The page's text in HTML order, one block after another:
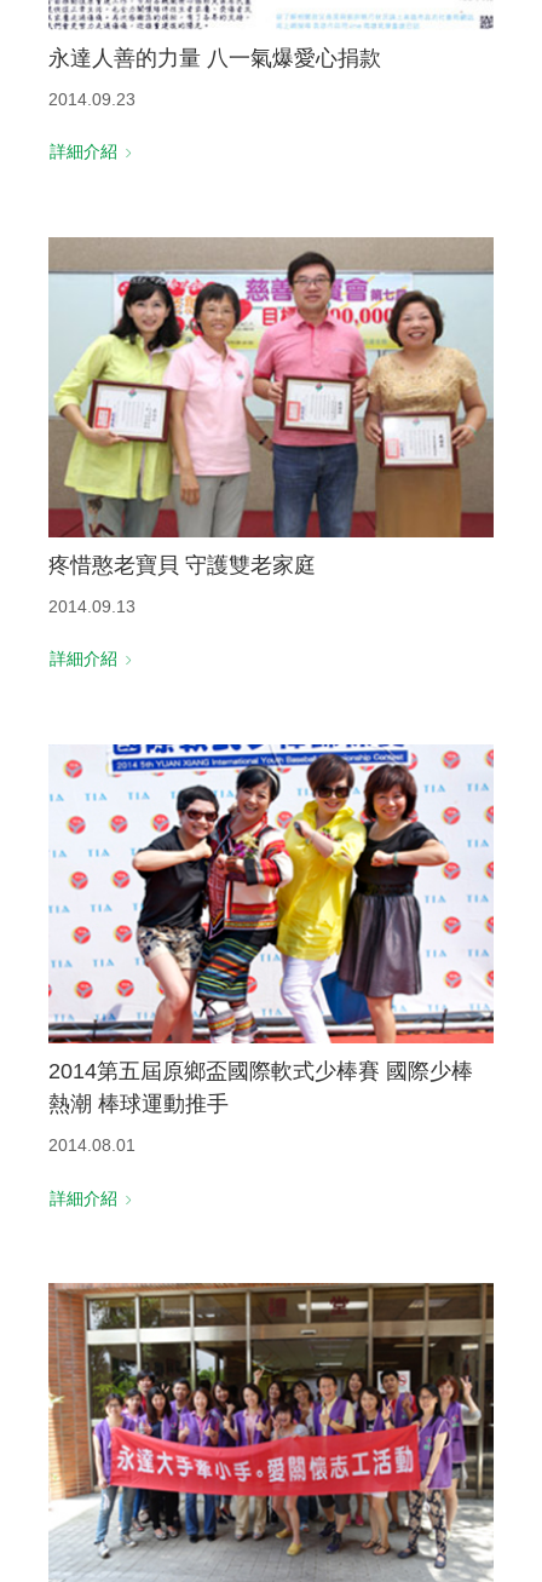
永達人善的力量 八一氣爆愛心捐款
2014.09.23
詳細介紹
疼惜憨老寶貝 守護雙老家庭
2014.09.13
詳細介紹
2014第五屆原鄉盃國際軟式少棒賽 國際少棒
熱潮 棒球運動推手
2014.08.01
詳細介紹